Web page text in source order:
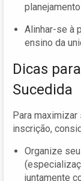
Alinhar-se à
ensino da
Dicas
Sucedida
Para
inscrição,
Organize
juntamente